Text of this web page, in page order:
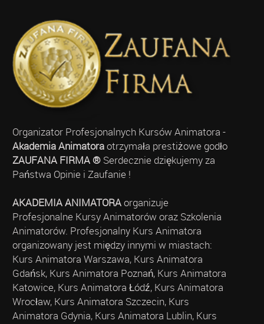
Organizator Profesjonalnych Kursów Animatora -
Akademia Animatoraotrzymała prestiżowe godło
ZAUFANA FIRMA ®Serdecznie dziękujemy za
Państwa Opinie i Zaufanie !
AKADEMIA ANIMATORAorganizuje
Profesjonalne Kursy Animatorów oraz Szkolenia
Animatorów. Profesjonalny Kurs Animatora
organizowany jest między innymi w miastach:
Kurs Animatora Warszawa, Kurs Animatora
Gdańsk, Kurs Animatora Poznań, Kurs Animatora
Katowice, Kurs Animatora Łódź, Kurs Animatora
Wrocław, Kurs Animatora Szczecin, Kurs
Animatora Gdynia, Kurs Animatora Lublin, Kurs